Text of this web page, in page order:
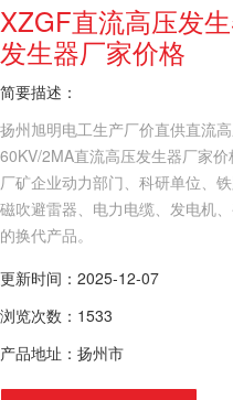
XZGF直流高压发
发生器厂家价格
简要描述：
扬州旭明电工生产厂价直供直流
60KV/2MA直流高压发生器厂家价
厂矿企业动力部门、科研单位、
磁吹避雷器、电力电缆、发电机
的换代产品。
更新时间：2025-12-07
浏览次数：1533
产品地址：扬州市